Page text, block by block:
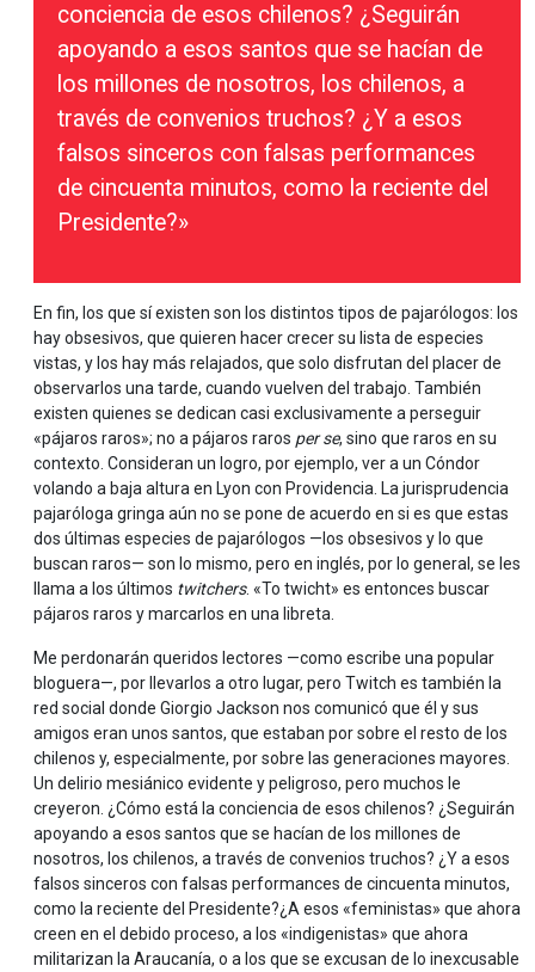
conciencia de esos chilenos? ¿Seguirán
apoyando a esos santos que se hacían de
los millones de nosotros, los chilenos, a
través de convenios truchos? ¿Y a esos
falsos sinceros con falsas performances
de cincuenta minutos, como la reciente del
Presidente?»
En fin, los que sí existen son los distintos tipos de pajarólogos: los
hay obsesivos, que quieren hacer crecer su lista de especies
vistas, y los hay más relajados, que solo disfrutan del placer de
observarlos una tarde, cuando vuelven del trabajo. También
existen quienes se dedican casi exclusivamente a perseguir
«pájaros raros»; no a pájaros raros per se, sino que raros en su
contexto. Consideran un logro, por ejemplo, ver a un Cóndor
volando a baja altura en Lyon con Providencia. La jurisprudencia
pajaróloga gringa aún no se pone de acuerdo en si es que estas
dos últimas especies de pajarólogos —los obsesivos y lo que
buscan raros— son lo mismo, pero en inglés, por lo general, se les
llama a los últimos twitchers. «To twicht» es entonces buscar
pájaros raros y marcarlos en una libreta.
Me perdonarán queridos lectores —como escribe una popular
bloguera—, por llevarlos a otro lugar, pero Twitch es también la
red social donde Giorgio Jackson nos comunicó que él y sus
amigos eran unos santos, que estaban por sobre el resto de los
chilenos y, especialmente, por sobre las generaciones mayores.
Un delirio mesiánico evidente y peligroso, pero muchos le
creyeron. ¿Cómo está la conciencia de esos chilenos? ¿Seguirán
apoyando a esos santos que se hacían de los millones de
nosotros, los chilenos, a través de convenios truchos? ¿Y a esos
falsos sinceros con falsas performances de cincuenta minutos,
como la reciente del Presidente?¿A esos «feministas» que ahora
creen en el debido proceso, a los «indigenistas» que ahora
militarizan la Araucanía, o a los que se excusan de lo inexcusable